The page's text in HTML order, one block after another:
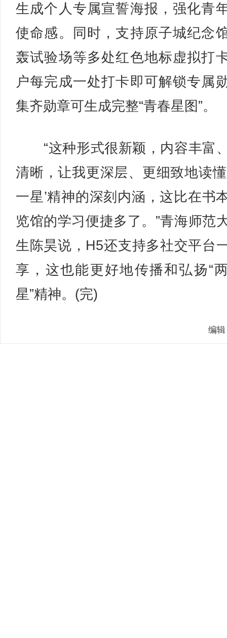
生成个人专属宣誓海报，强化青
使命感。同时，支持原子城纪念
轰试验场等多处红色地标虚拟打
户每完成一处打卡即可解锁专属
集齐勋章可生成完整“青春星图”。
“这种形式很新颖，内容丰富
清晰，让我更深层、更细致地读懂
一星’精神的深刻内涵，这比在书
览馆的学习便捷多了。”青海师范
生陈昊说，H5还支持多社交平台
享，这也能更好地传播和弘扬“
星”精神。(完)
编